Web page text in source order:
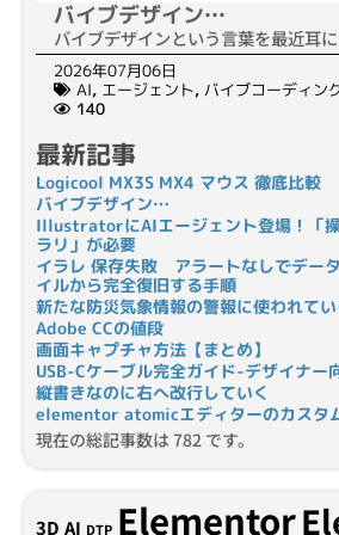
バイブデザイン…
バイブデザインという言葉を最近耳
2026年07月06日
AI, エージェント, バイブコーディン
140
最新記事
Logicool MX3S MX4 マウス 徹底比較
バイブデザイン…
IllustratorにAIエージェント登場！「
ラリ」が必要
イラレ 保存失敗 アラートなしでデー
イルから完全復旧する手順
新たな防災気象情報の警報に使われて
Adobe CCの値段
画面キャプチャ方法【まとめ】
USB-Cケーブル完全ガイド-デザイナー
縦書きなのに右へ改行していく
elementor atomicエディターのカスタ
現在の総記事数は 782 です。
3D AI DTP Elementor